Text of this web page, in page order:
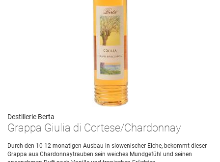
Destillerie Berta
Grappa Giulia di Cortese/Chardonnay
Durch den 10-12 monatigen Ausbau in slowenischer Eiche, bekommt dieser
Grappa aus Chardonnaytrauben sein weiches Mundgefühl und seinen